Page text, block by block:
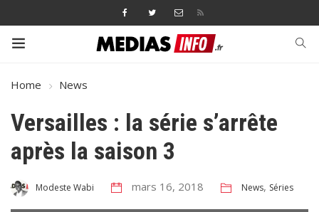
Home News
Versailles : la série s’arrête
après la saison 3
Modeste Wabi mars 16, 2018 News, Séries